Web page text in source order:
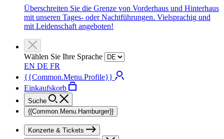
Überschreiten Sie die Grenze von Vorderhaus und Hinterhaus
mit unseren Tages- oder Nachtführungen. Vielsprachig und
mit Leidenschaft angeboten!
Wählen Sie Ihre Sprache
EN DE FR
{{Common.Menu.Profile}}
Einkaufskorb
Suche
{{Common.Menu.Hamburger}}
Konzerte & Tickets